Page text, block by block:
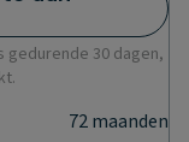
gedurende 30 dagen,
72maanden